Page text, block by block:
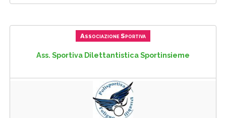
Associazione Sportiva
Ass. Sportiva Dilettantistica Sportinsieme